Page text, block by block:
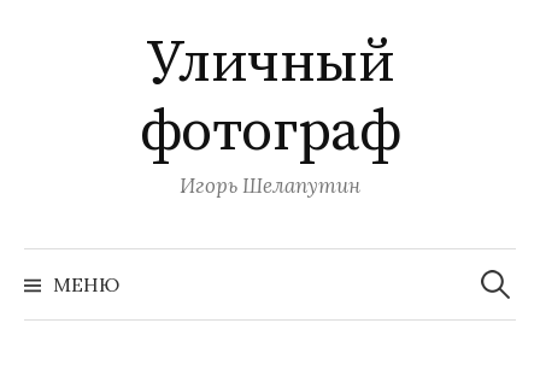
к
с
Уличный
фотограф
Игорь Шелапутин
МЕНЮ а
й